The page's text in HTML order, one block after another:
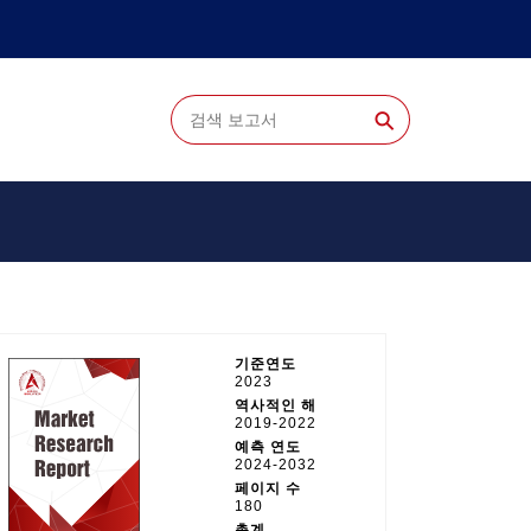
⚲
기준연도
2023
역사적인 해
2019-2022
예측 연도
2024-2032
페이지 수
180